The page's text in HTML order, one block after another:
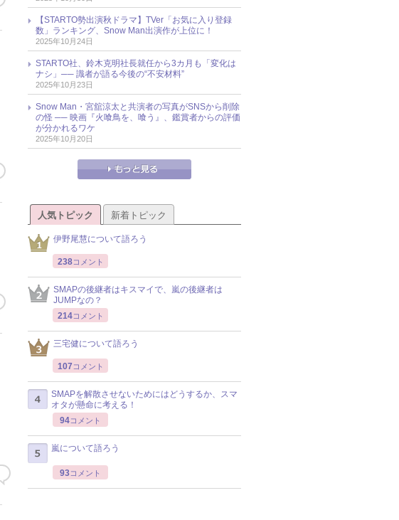
【STARTO勢出演秋ドラマ】TVer「お気に入り登録
数」ランキング、Snow Man出演作が上位に！
2025年10月24日
STARTO社、鈴木克明社長就任から3カ月も「変化は
ナシ」── 識者が語る今後の“不安材料”
2025年10月23日
Snow Man・宮舘涼太と共演者の写真がSNSから削除
の怪 ── 映画『火喰鳥を、喰う』、鑑賞者からの評価
が分かれるワケ
2025年10月20日
人気トピック 新着トピック
伊野尾慧について語ろう
238コメント
SMAPの後継者はキスマイで、嵐の後継者は
JUMPなの？
214コメント
三宅健について語ろう
107 コメント
SMAPを解散させないためにはどうするか、スマ
オタが懸命に考える！
94コメント
嵐について語ろう
93コメント